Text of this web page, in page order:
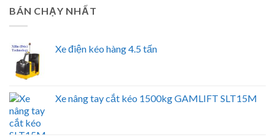
BÁN CHẠY NHẤT
Xe điện kéo hàng 4.5 tấn
Xe nâng tay cắt kéo 1500kg GAMLIFT SLT15M